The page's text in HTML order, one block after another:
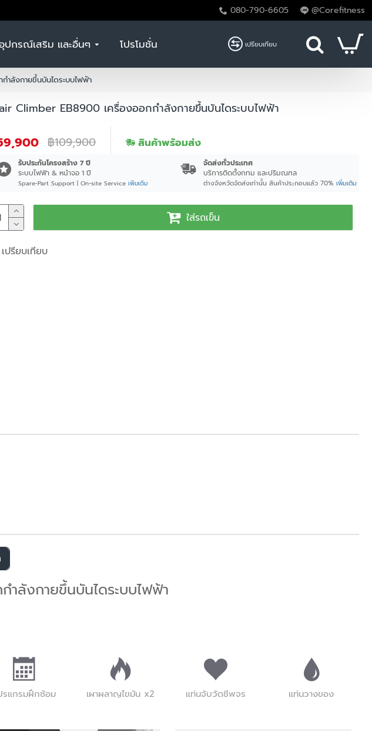
080-790-6605 @Corefitness
ปกรณ์เสริม และอื่นๆ โปรโมชั่น เปรียบเทียบ
ำลังกายขึ้นบันไดระบบไฟฟ้า
Climber EB8900 เครื่องออกกำลังกายขึ้นบันไดระบบไฟฟ้า
฿109,900 สินค้าพร้อมส่ง
ใส่รถเข็น
เปรียบเทียบ
รับประกันโครงสร้าง 7 ปี
ระบบไฟฟ้า & หน้าจอ 1 ปี
Spare-Part Support | On-site Service เพิ่มเติม
จัดส่งทั่วประเทศ
บริการติดตั้งกทม และปริมณฑล
ต่างจังหวัดจัดส่งเท่านั้น สินค้าประกอบแล้ว 70% เพิ่มเติม
ลังกายขึ้นบันไดระบบไฟฟ้า
รแกรมฝึกซ้อม เผาผลาญไขมัน x2 แท่นจับวัดชีพจร แท่นวางของ